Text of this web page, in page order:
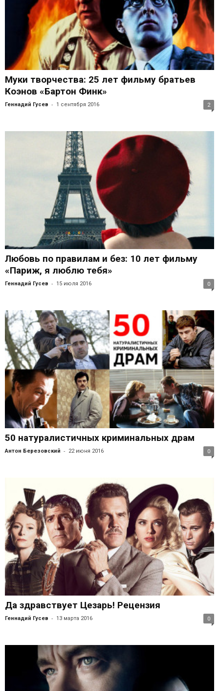
Муки творчества: 25 лет фильму братьев
Коэнов «Бартон Финк»
Геннадий Гусев - 1 сентября 2016 2
Любовь по правилам и без: 10 лет фильму
«Париж, я люблю тебя»
Геннадий Гусев - 15 июля 2016 0
50 натуралистичных криминальных драм
Антон Березовский - 22 июня 2016 0
Да здравствует Цезарь! Рецензия
Геннадий Гусев - 13 марта 2016 0